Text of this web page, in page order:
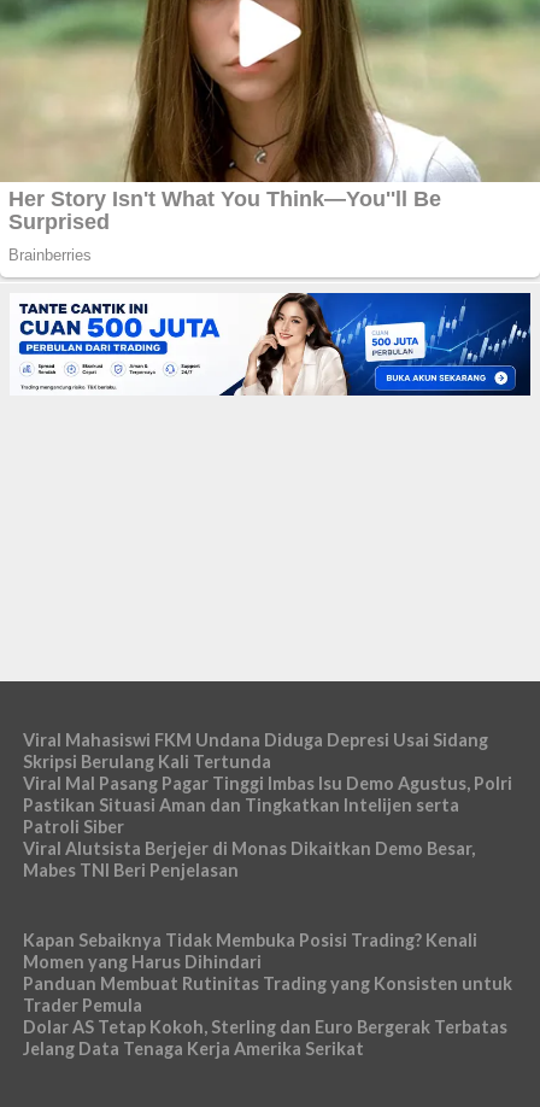
Viral Mahasiswi FKM Undana Diduga Depresi Usai Sidang
Skripsi Berulang Kali Tertunda
Viral Mal Pasang Pagar Tinggi Imbas Isu Demo Agustus, Polri
Pastikan Situasi Aman dan Tingkatkan Intelijen serta
Patroli Siber
Viral Alutsista Berjejer di Monas Dikaitkan Demo Besar,
Mabes TNI Beri Penjelasan
Kapan Sebaiknya Tidak Membuka Posisi Trading? Kenali
Momen yang Harus Dihindari
Panduan Membuat Rutinitas Trading yang Konsisten untuk
Trader Pemula
Dolar AS Tetap Kokoh, Sterling dan Euro Bergerak Terbatas
Jelang Data Tenaga Kerja Amerika Serikat